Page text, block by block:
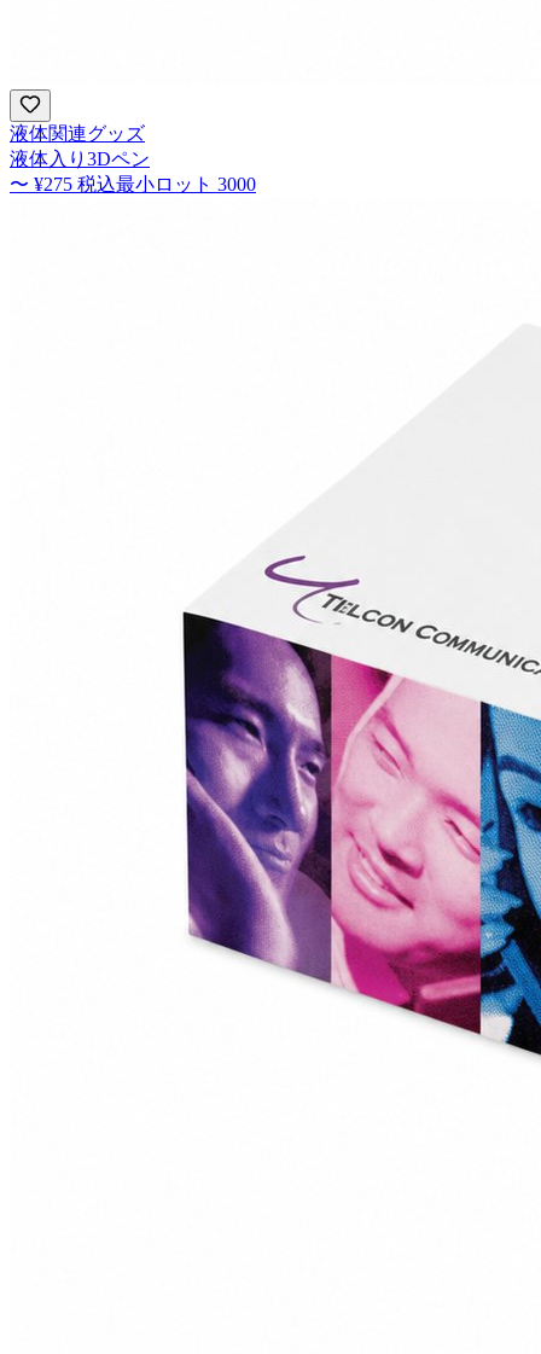
液体関連グッズ
液体入り3Dペン
〜 ¥275 税込最小ロット 3000